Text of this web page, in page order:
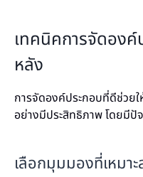
เทคนิคการจัดองค์
หลัง
การจัดองค์ประกอบที่ดีช่วย
อย่างมีประสิทธิภาพ โดยมี
เลือกมุมมองที่เหมา